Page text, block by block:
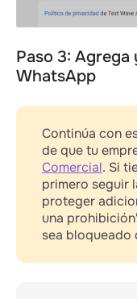
Paso 3:
WhatsApp
Continúa con
de que tu
Comercial. Si
primero seguir
proteger
una
sea bloqueado